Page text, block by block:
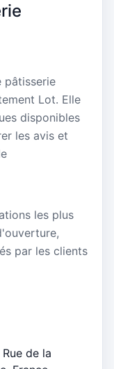
pâtisserie
Lot. Elle
disponibles
les avis et
les plus
par les clients
de la